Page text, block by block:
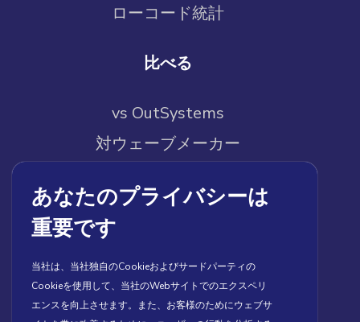
ローコード統計
比べる
vs OutSystems
対ウェーブメーカー
vs メンディックス
対 Builder.io
会社情報
あなたのプライバシーは
重要です
当社は、当社独自のCookieおよびサードパーティの
Cookieを使用して、当社のWebサイトでのエクスペリ
エンスを向上させます。また、お客様のためにウェブサ